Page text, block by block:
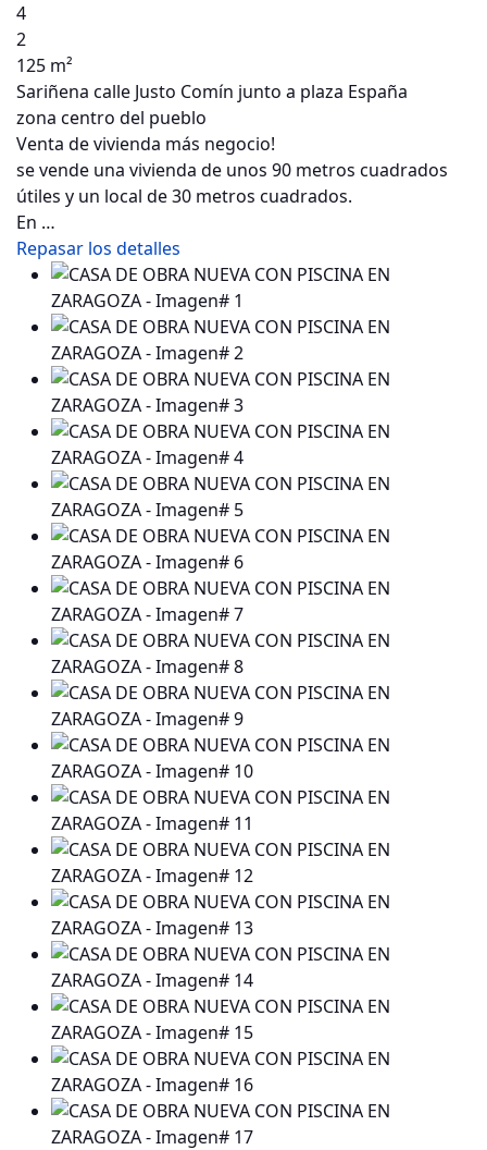
4
2
125 m²
Sariñena calle Justo Comín junto a plaza España
zona centro del pueblo
Venta de vivienda más negocio!
se vende una vivienda de unos 90 metros cuadrados
útiles y un local de 30 metros cuadrados.
En …
Repasar los detalles